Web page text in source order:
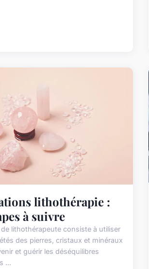
lithothérapie :
à suivre
de lithothérapeute consiste à utiliser
des pierres, cristaux et minéraux
et guérir les déséquilibres
...